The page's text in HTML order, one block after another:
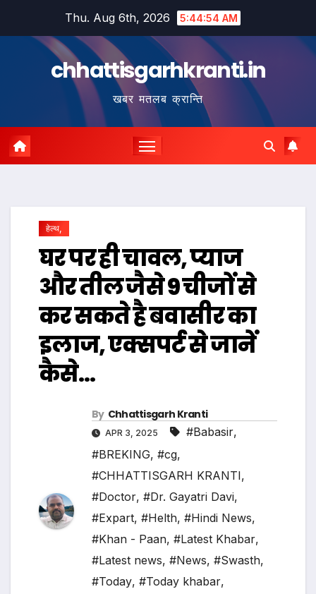
Thu. Aug 6th, 2026 5:44:55 AM
chhattisgarhkranti.in
खबर मतलब क्रान्ति
हेल्थ,
घर पर ही चावल, प्याज
और तील जैसे 9 चीजों से
कर सकते है बवासीर का
इलाज, एक्सपर्ट से जानें
कैसे…
By Chhattisgarh Kranti
APR 3, 2025 #Babasir,
#BREKING, #cg,
#CHHATTISGARH KRANTI,
#Doctor, #Dr. Gayatri Davi,
#Expart, #Helth, #Hindi News,
#Khan - Paan, #Latest Khabar,
#Latest news, #News, #Swasth,
#Today, #Today khabar,